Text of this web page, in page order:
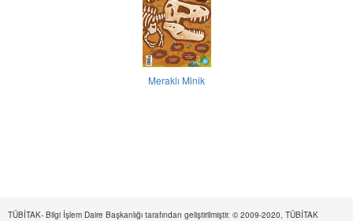
Meraklı Minik
TÜBİTAK- Bilgi İşlem Daire Başkanlığı tarafından geliştirilmiştir. © 2009-2020, TÜBİTAK